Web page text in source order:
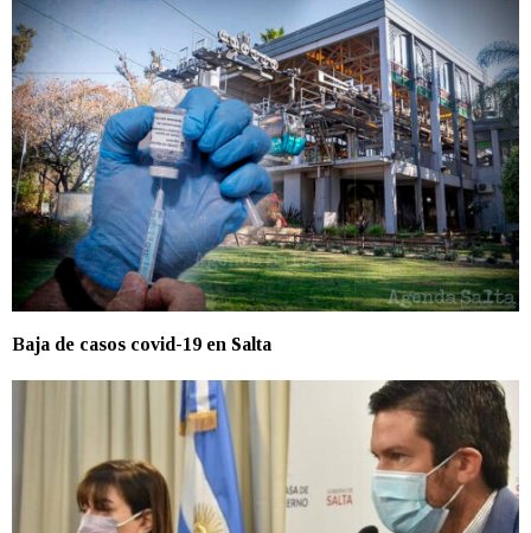
Baja de casos covid-19 en Salta